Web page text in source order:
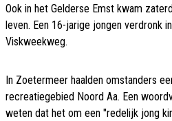
Ook in het Gelderse Emst kwam
leven. Een 16-jarige jongen verdronk
Viskweekweg.
In Zoetermeer haalden omstanders
recreatiegebied Noord Aa. Een
weten dat het om een "redelijk jong